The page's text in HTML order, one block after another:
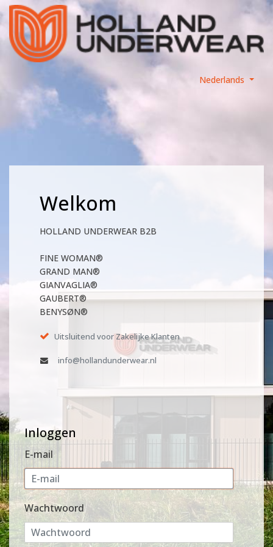
Nederlands
Welkom
HOLLAND UNDERWEAR B2B
FINE WOMAN®
GRAND MAN®
GIANVAGLIA®
GAUBERT®
BENYSØN®
Uitsluitend voor Zakelijke Klanten
info@hollandunderwear.nl
Inloggen
E-mail
Wachtwoord